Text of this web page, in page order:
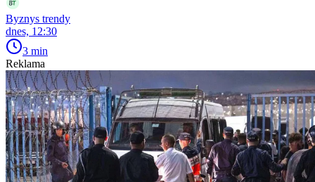
Byznys trendy
dnes, 12:30
3 min
Reklama